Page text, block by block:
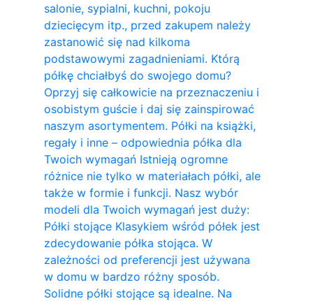
salonie, sypialni, kuchni, pokoju
dziecięcym itp., przed zakupem należy
zastanowić się nad kilkoma
podstawowymi zagadnieniami. Którą
półkę chciałbyś do swojego domu?
Oprzyj się całkowicie na przeznaczeniu i
osobistym guście i daj się zainspirować
naszym asortymentem. Półki na książki,
regały i inne – odpowiednia półka dla
Twoich wymagań Istnieją ogromne
różnice nie tylko w materiałach półki, ale
także w formie i funkcji. Nasz wybór
modeli dla Twoich wymagań jest duży:
Półki stojące Klasykiem wśród półek jest
zdecydowanie półka stojąca. W
zależności od preferencji jest używana
w domu w bardzo różny sposób.
Solidne półki stojące są idealne. Na